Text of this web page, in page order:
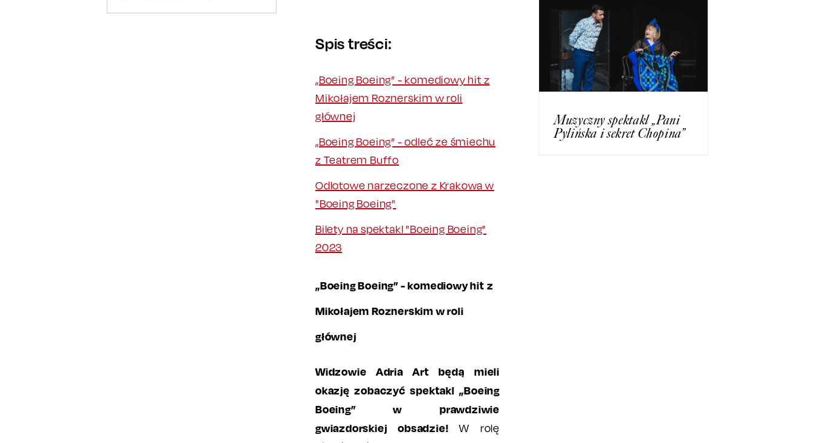
Spis treści:
„Boeing Boeing” - komediowy hit z
Mikołajem Roznerskim w roli
głównej
„Boeing Boeing” - odleć ze śmiechu
z Teatrem Buffo
Odlotowe narzeczone z Krakowa w
"Boeing Boeing"
Bilety na spektakl "Boeing Boeing"
2023
„Boeing Boeing” - komediowy hit z
Mikołajem Roznerskim w roli
głównej
Widzowie Adria Art będą mieli
okazję zobaczyć spektakl „Boeing
Boeing” w prawdziwie
gwiazdorskiej obsadzie! W rolę
Muzyczny spektakl „Pani
Pylińska i sekret Chopina”